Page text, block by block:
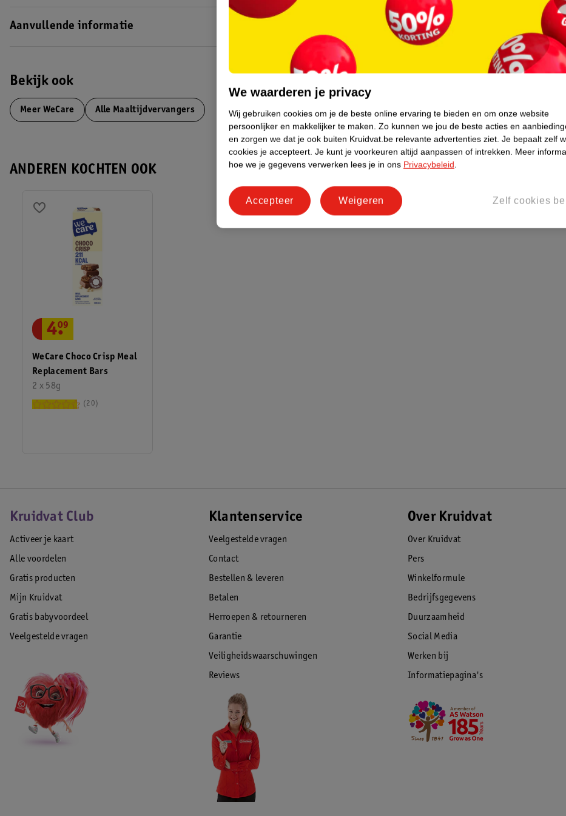
Aanvullende informatie
Bekijk ook
Meer WeCare Alle Maaltijdvervangers
ANDEREN KOCHTEN OOK
WeCare Choco Crisp Meal
Replacement Bars
2 x 58g
4.
09
20
Kruidvat Club
Activeer je kaart
Alle voordelen
Gratis producten
Mijn Kruidvat
Gratis babyvoordeel
Veelgestelde vragen
Klantenservice
Veelgestelde vragen
Contact
Bestellen & leveren
Betalen
Herroepen & retourneren
Garantie
Veiligheidswaarschuwingen
Reviews
Over Kruidvat
Over Kruidvat
Pers
Winkelformule
Bedrijfsgegevens
Duurzaamheid
Social Media
Werken bij
Informatiepagina's
We waarderen je privacy
Wij gebruiken cookies om je de beste online ervaring te bieden en om onze website
persoonlijker en makkelijker te maken. Zo kunnen we jou de beste acties en
en zorgen we dat je ook buiten Kruidvat.be relevante advertenties ziet. Je bepaalt zelf
cookies je accepteert. Je kunt je voorkeuren altijd aanpassen of intrekken. Meer
hoe we je gegevens verwerken lees je in ons Privacybeleid.
Zelf cookies
Weigeren
Accepteer